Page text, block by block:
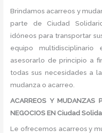
Brindamos acarreos y
parte de Ciudad
idóneos para transportar
equipo multidisciplinario
asesorarlo de principio a
todas sus necesidades a
mudanza o acarreo.
ACARREOS Y MUDANZAS
NEGOCIOS EN Ciudad
Le ofrecemos acarreos y